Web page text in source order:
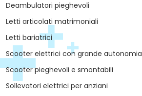
Deambulatori pieghevoli
Letti articolati matrimoniali
Letti bariatrici
Scooter elettrici con grande autonomia
Scooter pieghevoli e smontabili
Sollevatori elettrici per anziani